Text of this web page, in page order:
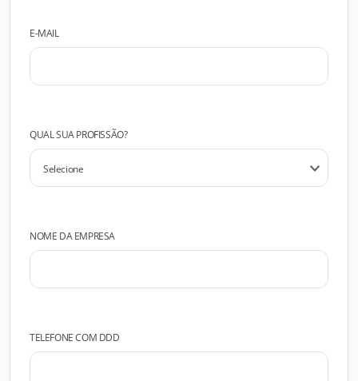
E-MAIL
QUAL SUA PROFISSÃO?
NOME DA EMPRESA
TELEFONE COM DDD